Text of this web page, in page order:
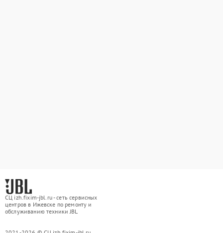
СЦ izh.fixim-jbl.ru - сеть сервисных
центров в Ижевске по ремонту и
обслуживанию техники JBL